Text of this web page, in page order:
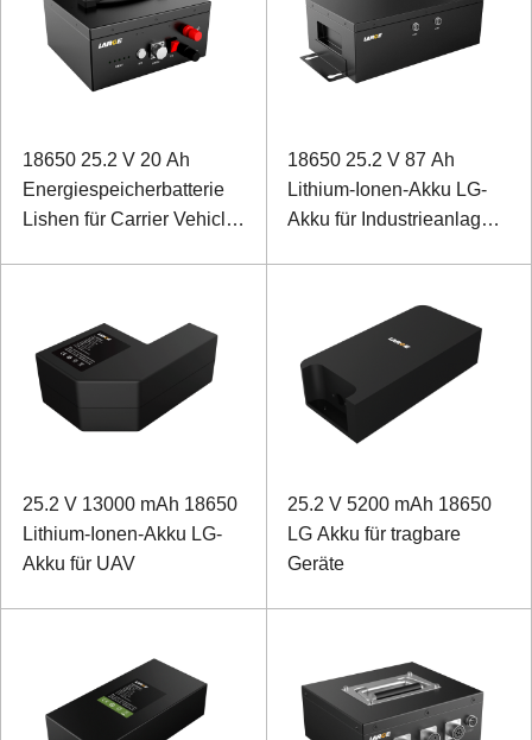
18650 25.2 V 20 Ah
Energiespeicherbatterie
Lishen für Carrier Vehicle
18650 25.2 V 87 Ah
Lithium-Ionen-Akku LG-
Akku für Industrieanlagen
25.2 V 13000 mAh 18650
Lithium-Ionen-Akku LG-
Akku für UAV
25.2 V 5200 mAh 18650
LG Akku für tragbare
Geräte